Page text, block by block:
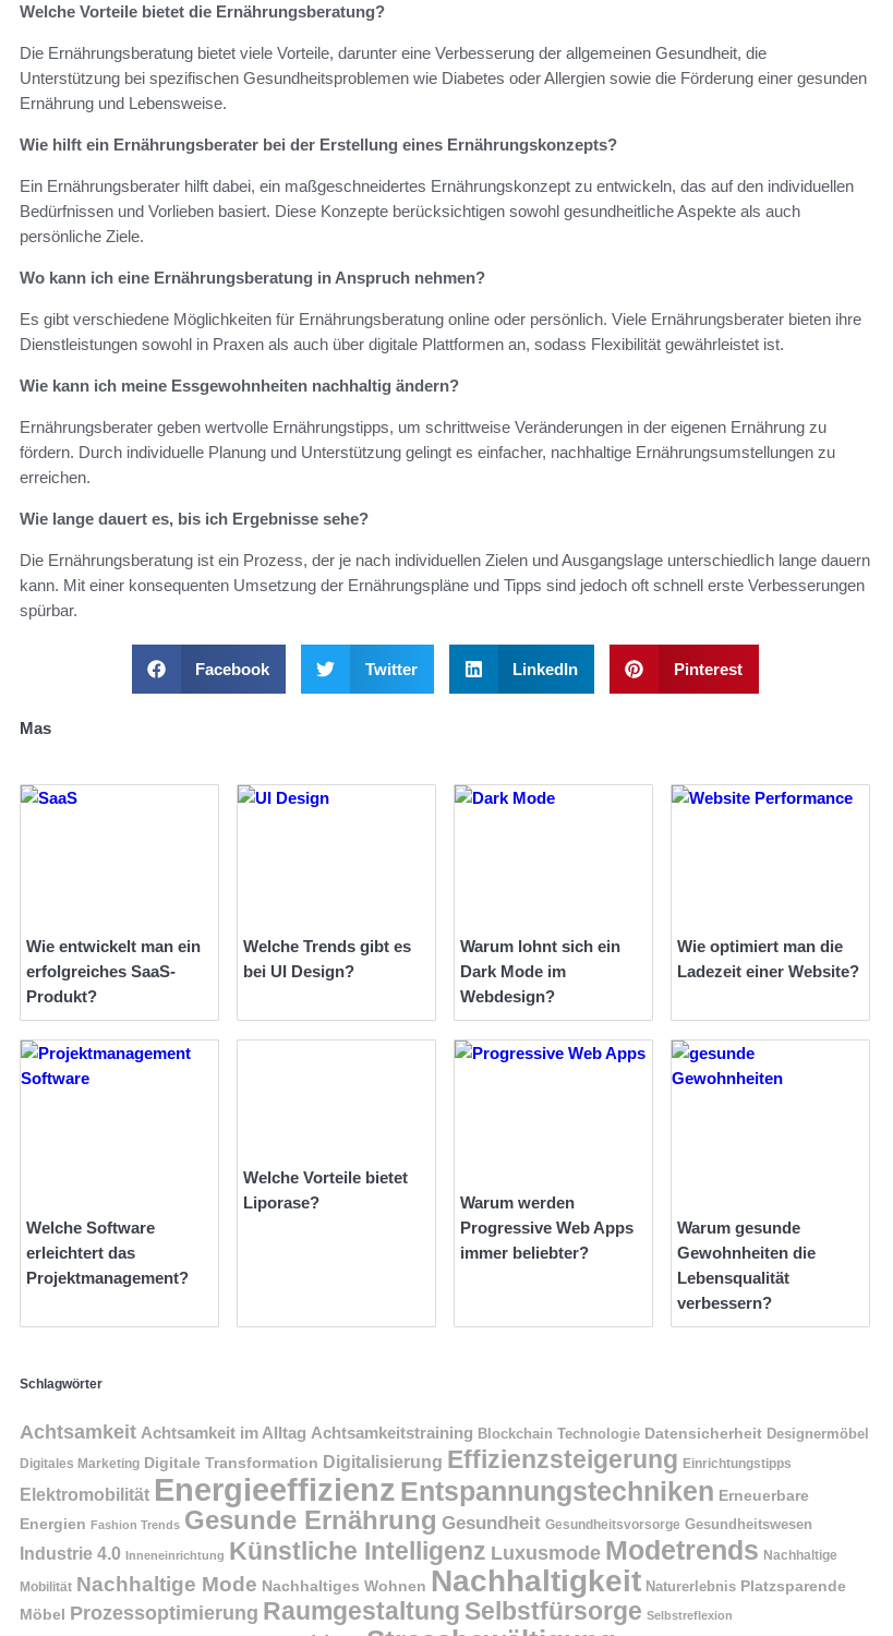
Welche Vorteile bietet die Ernährungsberatung?
Die Ernährungsberatung bietet viele Vorteile, darunter eine Verbesserung der allgemeinen Gesundheit, die
Unterstützung bei spezifischen Gesundheitsproblemen wie Diabetes oder Allergien sowie die Förderung einer gesunden
Ernährung und Lebensweise.
Wie hilft ein Ernährungsberater bei der Erstellung eines Ernährungskonzepts?
Ein Ernährungsberater hilft dabei, ein maßgeschneidertes Ernährungskonzept zu entwickeln, das auf den individuellen
Bedürfnissen und Vorlieben basiert. Diese Konzepte berücksichtigen sowohl gesundheitliche Aspekte als auch
persönliche Ziele.
Wo kann ich eine Ernährungsberatung in Anspruch nehmen?
Es gibt verschiedene Möglichkeiten für Ernährungsberatung online oder persönlich. Viele Ernährungsberater bieten ihre
Dienstleistungen sowohl in Praxen als auch über digitale Plattformen an, sodass Flexibilität gewährleistet ist.
Wie kann ich meine Essgewohnheiten nachhaltig ändern?
Ernährungsberater geben wertvolle Ernährungstipps, um schrittweise Veränderungen in der eigenen Ernährung zu
fördern. Durch individuelle Planung und Unterstützung gelingt es einfacher, nachhaltige Ernährungsumstellungen zu
erreichen.
Wie lange dauert es, bis ich Ergebnisse sehe?
Die Ernährungsberatung ist ein Prozess, der je nach individuellen Zielen und Ausgangslage unterschiedlich lange dauern
kann. Mit einer konsequenten Umsetzung der Ernährungspläne und Tipps sind jedoch oft schnell erste Verbesserungen
spürbar.
Facebook Twitter LinkedIn Pinterest
Mas
Wie entwickelt man ein
erfolgreiches SaaS-
Produkt?
Welche Trends gibt es
bei UI Design?
Warum lohnt sich ein
Dark Mode im
Webdesign?
Wie optimiert man die
Ladezeit einer Website?
Welche Software
erleichtert das
Projektmanagement?
Welche Vorteile bietet
Liporase?
Warum werden
Progressive Web Apps
immer beliebter?
Warum gesunde
Gewohnheiten die
Lebensqualität
verbessern?
Schlagwörter
Achtsamkeit Achtsamkeit im Alltag Achtsamkeitstraining Blockchain Technologie Datensicherheit Designermöbel
Digitales Marketing Digitale Transformation Digitalisierung Effizienzsteigerung Einrichtungstipps
Elektromobilität Energieeffizienz Entspannungstechniken Erneuerbare
Energien Fashion Trends Gesunde Ernährung Gesundheit Gesundheitsvorsorge Gesundheitswesen
Industrie 4.0 Inneneinrichtung Künstliche Intelligenz Luxusmode Modetrends Nachhaltige
Mobilität Nachhaltige Mode Nachhaltiges Wohnen Nachhaltigkeit Naturerlebnis Platzsparende
Möbel Prozessoptimierung Raumgestaltung Selbstfürsorge Selbstreflexion